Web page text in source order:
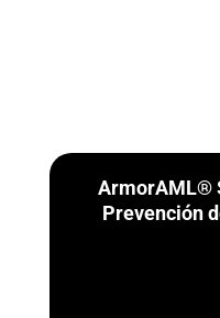
ArmorAML®
Prevención